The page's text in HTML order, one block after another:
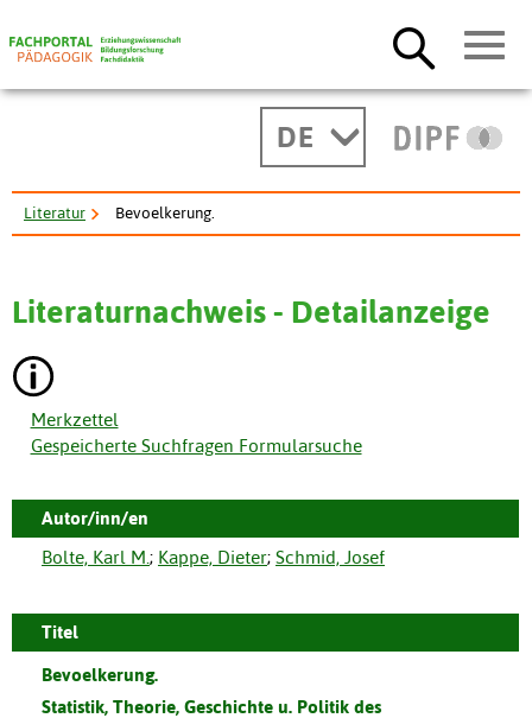
DE
Literatur Bevoelkerung.
Literaturnachweis - Detailanzeige
Merkzettel
Gespeicherte Suchfragen Formularsuche
Autor/inn/en
Bolte, Karl M. ; Kappe, Dieter; Schmid, Josef
Titel
Bevoelkerung.
Statistik, Theorie, Geschichte u. Politik des